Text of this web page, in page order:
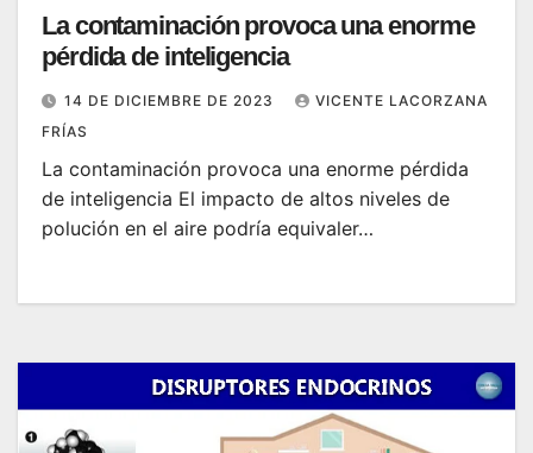
La contaminación provoca una enorme
pérdida de inteligencia
14 DE DICIEMBRE DE 2023
VICENTE LACORZANA
FRÍAS
La contaminación provoca una enorme pérdida
de inteligencia El impacto de altos niveles de
polución en el aire podría equivaler…